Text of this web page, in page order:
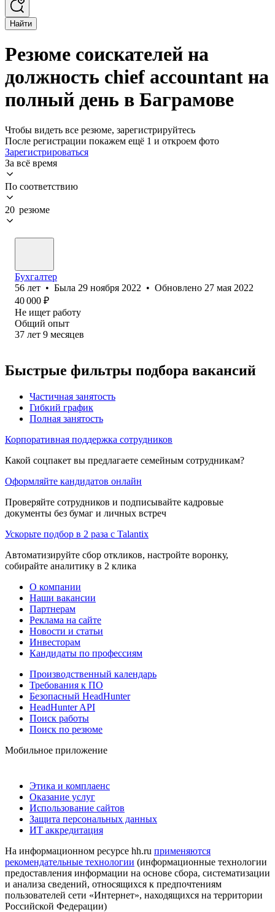
Найти
Резюме соискателей на
должность chief accountant на
полный день в Баграмове
Чтобы видеть все резюме, зарегистрируйтесь
После регистрации покажем ещё 1 и откроем фото
Зарегистрироваться
За всё время
По соответствию
20 резюме
Бухгалтер
56 лет • Была 29 ноября 2022 • Обновлено 27 мая 2022
40 000 ₽
Не ищет работу
Общий опыт
37 лет 9 месяцев
Быстрые фильтры подбора вакансий
Частичная занятость
Гибкий график
Полная занятость
Корпоративная поддержка сотрудников
Какой соцпакет вы предлагаете семейным сотрудникам?
Оформляйте кандидатов онлайн
Проверяйте сотрудников и подписывайте кадровые
документы без бумаг и личных встреч
Ускорьте подбор в 2 раза с Talantix
Автоматизируйте сбор откликов, настройте воронку,
собирайте аналитику в 2 клика
О компании
Наши вакансии
Партнерам
Реклама на сайте
Новости и статьи
Инвесторам
Кандидаты по профессиям
Производственный календарь
Требования к ПО
Безопасный HeadHunter
HeadHunter API
Поиск работы
Поиск по резюме
Мобильное приложение
Этика и комплаенс
Оказание услуг
Использование сайтов
Защита персональных данных
ИТ аккредитация
На информационном ресурсе hh.ru применяются
рекомендательные технологии (информационные технологии
предоставления информации на основе сбора, систематизации
и анализа сведений, относящихся к предпочтениям
пользователей сети «Интернет», находящихся на территории
Российской Федерации)